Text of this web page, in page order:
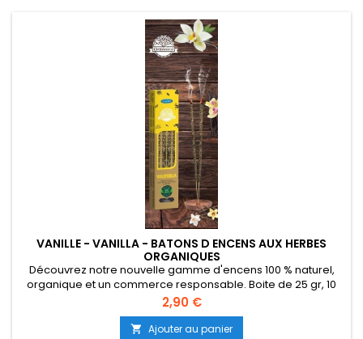
VANILLE - VANILLA - BATONS D ENCENS AUX HERBES
ORGANIQUES
Découvrez notre nouvelle gamme d'encens 100 % naturel,
organique et un commerce responsable. Boite de 25 gr, 10
bâtons d'encens. Marques différentes selon arrivage. Vertus
ésotériques : Utilisé pour les rituels bien être, détente,
apaisement. Bon pour créer une atmosphère sensuel.
Prix
2,90 €
 Ajouter au panier